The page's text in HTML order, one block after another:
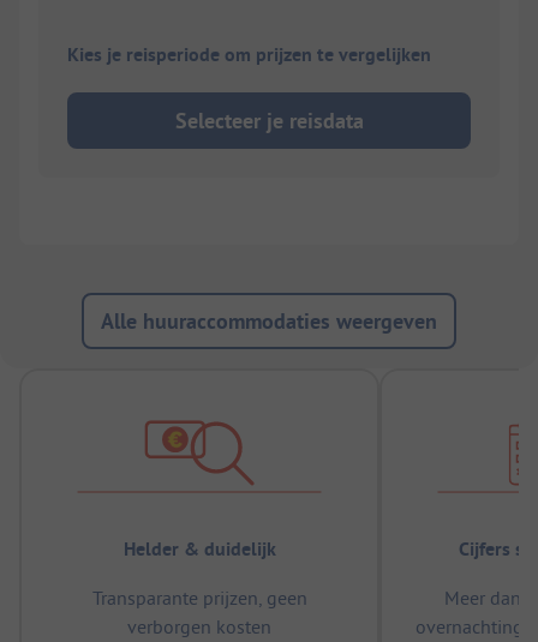
Kies je reisperiode om prijzen te vergelijken
Selecteer je reisdata
Alle huuraccommodaties weergeven
Helder & duidelijk
Transparante prijzen, geen
verborgen kosten
Cijfers
Meer dan